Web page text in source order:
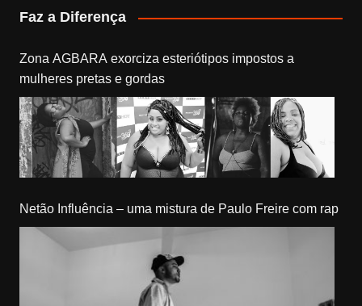
Faz a Diferença
Zona AGBARA exorciza esteriótipos impostos a
mulheres pretas e gordas
Netão Influência – uma mistura de Paulo Freire com rap